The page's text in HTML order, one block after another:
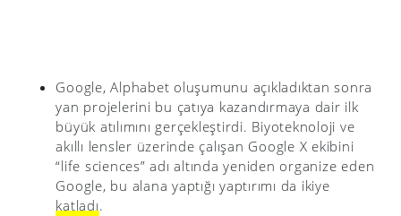
Google, Alphabet oluşumunu açıkladıktan sonra
yan projelerini bu çatıya kazandırmaya dair ilk
büyük atılımını gerçekleştirdi. Biyoteknoloji ve
akıllı lensler üzerinde çalışan Google X ekibini
“life sciences” adı altında yeniden organize eden
Google, bu alana yaptığı yaptırımı da ikiye
katladı.